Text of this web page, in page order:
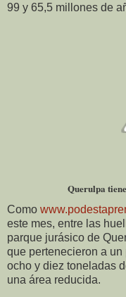
99 y 65,5 millones de
Querulpa
Como
este mes, entre las
parque jurásico de
que pertenecieron a
ocho y diez toneladas
una área reducida.